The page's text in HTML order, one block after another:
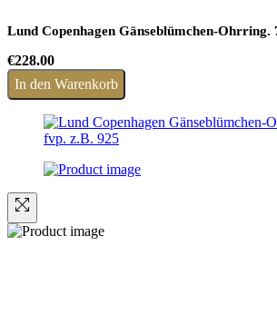
Lund Copenhagen Gänseblümchen-Ohrring.
€228.00
In den Warenkorb